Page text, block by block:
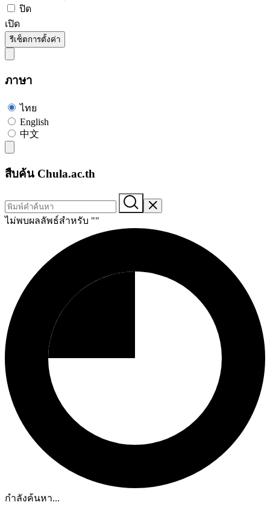
ปิด
เปิด
รีเซ็ตการตั้งค่า
ภาษา
ไทย
English
中文
สืบค้น Chula.ac.th
ไม่พบผลลัพธ์สำหรับ ""
กำลังค้นหา...